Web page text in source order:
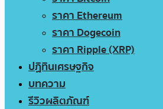
ราคา Ethereum
ราคา Dogecoin
ราคา Ripple (XRP)
ปฏิทินเศรษฐกิจ
บทความ
รีวิวผลิตภัณฑ์